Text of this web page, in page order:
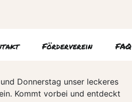
Förderverein FAQ
Donnerstag unser leckeres
Kommt vorbei und entdeckt